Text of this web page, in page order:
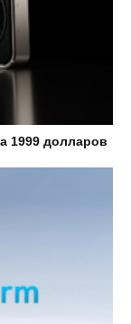
1999 долларов